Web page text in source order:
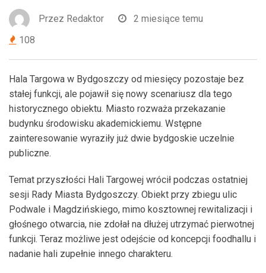
Przez Redaktor
2 miesiące temu
108
Hala Targowa w Bydgoszczy od miesięcy pozostaje bez
stałej funkcji, ale pojawił się nowy scenariusz dla tego
historycznego obiektu. Miasto rozważa przekazanie
budynku środowisku akademickiemu. Wstępne
zainteresowanie wyraziły już dwie bydgoskie uczelnie
publiczne.
Temat przyszłości Hali Targowej wrócił podczas ostatniej
sesji Rady Miasta Bydgoszczy. Obiekt przy zbiegu ulic
Podwale i Magdzińskiego, mimo kosztownej rewitalizacji i
głośnego otwarcia, nie zdołał na dłużej utrzymać pierwotnej
funkcji. Teraz możliwe jest odejście od koncepcji foodhallu i
nadanie hali zupełnie innego charakteru.